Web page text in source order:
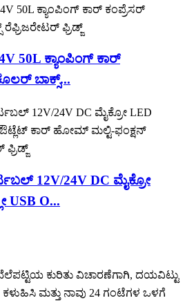
50L ಕ್ಯಾಂಪಿಂಗ್ ಕಾರ್
ಬಾಕ್ಸ್...
12V/24V DC ಮೈಕ್ರೋ
USB O...
ಕುರಿತು ವಿಚಾರಣೆಗಾಗಿ, ದಯವಿಟ್ಟು
ಮತ್ತು ನಾವು 24 ಗಂಟೆಗಳ ಒಳಗೆ